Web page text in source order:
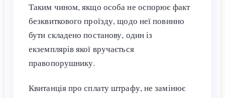
Таким чином, якщо особа не оспорює факт
безквиткового проїзду, щодо неї повинно
бути складено постанову, один із
екземплярів якої вручається
правопорушнику.
Квитанція про сплату штрафу, не замінює